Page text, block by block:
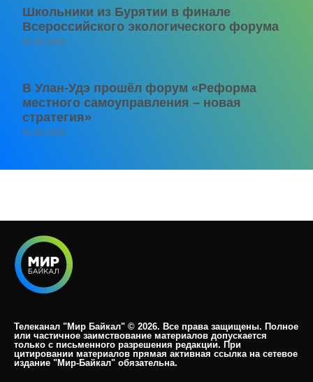
Школьники из Бурятии в финале
Всероссийского экологического форума
06.08.2026
В Улан-Удэ прошёл форум «Реформа
местного самоуправления – новая
стратегия»
05.08.2026
Телеканал "Мир Байкал" © 2026. Все права защищены. Полное
или частичное заимствование материалов допускается
только с письменного разрешения редакции. При
цитировании материалов прямая активная ссылка на сетевое
издание "Мир-Байкал" обязательна.​